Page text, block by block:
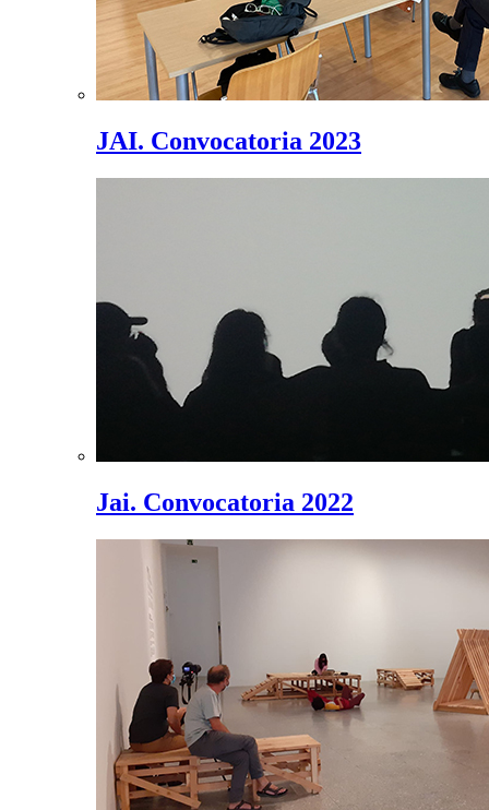
JAI. Convocatoria 2023
Jai. Convocatoria 2022